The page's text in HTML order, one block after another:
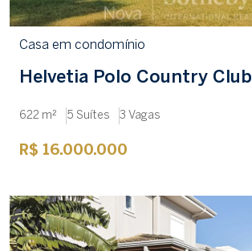
Casa em condomínio
Helvetia Polo Country Club
622 m² 5 Suítes 3 Vagas
R$ 16.000.000